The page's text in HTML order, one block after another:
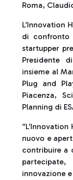
Roma,
L’Innovation
di confronto
startupper
Presidente
insieme al
Plug and
Piacenza,
Planning di
nuovo e
contribuire a
innovazione